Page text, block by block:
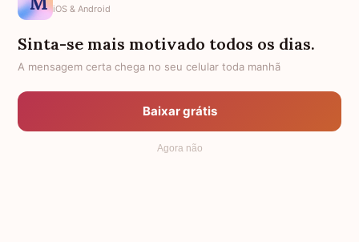
Mensagens para namorado: declare o seu amor com
palavras lindas
Mensagens de felicidade e reflexão cheias de
significado e inspiração
iOS & Android
Sinta-se mais motivado todos os dias.
A mensagem certa chega no seu celular toda manhã
Baixar grátis
Agora não